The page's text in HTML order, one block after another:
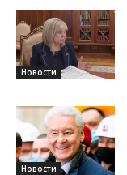
Новости
Новости